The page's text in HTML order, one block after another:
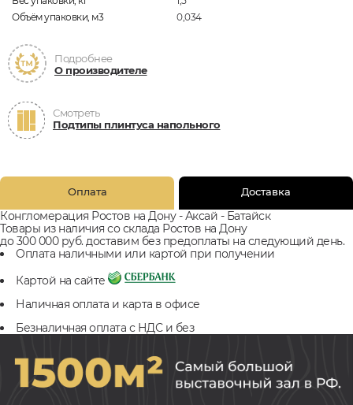
Объём упаковки, м3
0,034
Подробнее
О производителе
Смотреть
Подтипы плинтуса напольного
Оплата Доставка
Конгломерация Ростов на Дону - Аксай - Батайск
Товары из наличия со склада Ростов на Дону
до 300 000 руб. доставим без предоплаты на следующий день.
Оплата наличными или картой при получении
Картой на сайте
Наличная оплата и карта в офисе
Безналичная оплата с НДС и без